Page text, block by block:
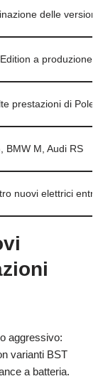
delle versioni
a produzione
prestazioni di
BMW M, Audi RS
nuovi elettrici entro
aggressivo:
varianti BST
a batteria.